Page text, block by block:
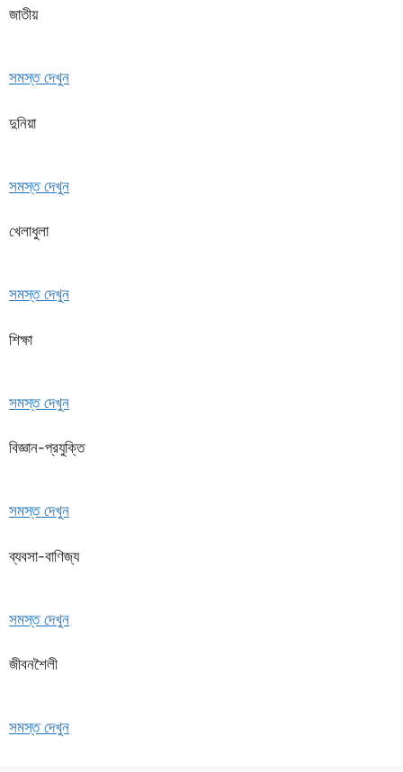
জাতীয়
সমস্ত দেখুন
দুনিয়া
সমস্ত দেখুন
খেলাধুলা
সমস্ত দেখুন
শিক্ষা
সমস্ত দেখুন
বিজ্ঞান-প্রযুক্তি
সমস্ত দেখুন
ব্যবসা-বাণিজ্য
সমস্ত দেখুন
জীবনশৈলী
সমস্ত দেখুন